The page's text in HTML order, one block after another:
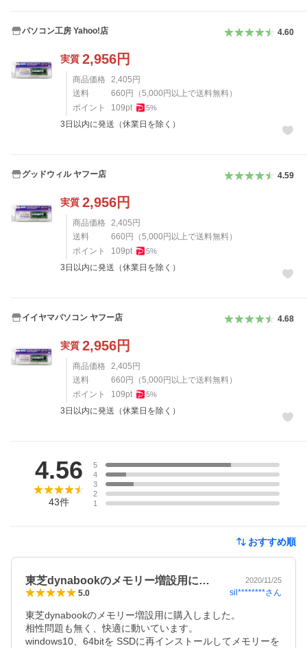
パソコン工房 Yahoo!店 4.60
実質 2,956円
商品価格 2,405 円
送料
660 円 （5,000 円以上で送料無料）
ポイント
109pt 5%
3日以内に発送（休業日を除く）
グッドウィル ヤフー店 4.59
実質 2,956円
商品価格 2,405 円
送料
660 円 （5,000 円以上で送料無料）
ポイント
109pt 5%
3日以内に発送（休業日を除く）
イイヤマパソコン ヤフー店 4.68
実質 2,956円
商品価格 2,405 円
送料
660 円 （5,000 円以上で送料無料）
ポイント
109pt 5%
3日以内に発送（休業日を除く）
4.56
43件
5
4
3
2
1
おすすめ順
東芝dynabookのメモリー増設用に… 2020/11/25
5.0 sil********さん
東芝dynabookのメモリー増設用に購入しました。
相性問題も無く、快適に動いています。
windows10、64bitを SSDに再インストールしてメモリーを